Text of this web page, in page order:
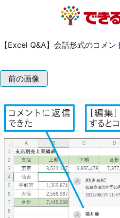
【Excel Q&A】会話形式のコメ
前の画像